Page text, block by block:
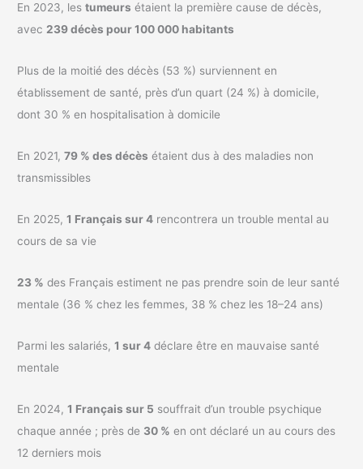
En 2023, lestumeurs étaient la première cause de décès,
avec 239 décès pour 100 000 habitants
Plus de la moitié des décès (53 %) surviennent en
établissement de santé, près d’un quart (24 %) à domicile,
dont 30 % en hospitalisation à domicile
En 2021,79 % des décès étaient dus à des maladies non
transmissibles
En 2025,1 Français sur 4 rencontrera un trouble mental au
cours de sa vie
23 % des Français estiment ne pas prendre soin de leur santé
mentale (36 % chez les femmes, 38 % chez les 18–24 ans)
Parmi les salariés,1 sur 4 déclare être en mauvaise santé
mentale
En 2024,1 Français sur 5 souffrait d’un trouble psychique
chaque année ; près de 30 % en ont déclaré un au cours des
12 derniers mois